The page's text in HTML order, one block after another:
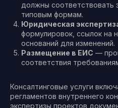
должны соответствовать
типовым формам.
Юридическая
формулировок, ссылок на
оснований для изменений.
Размещение в ЕИС —
соответствия
Консалтинговые услуги
регламентов внутреннего
экспертизы проектов